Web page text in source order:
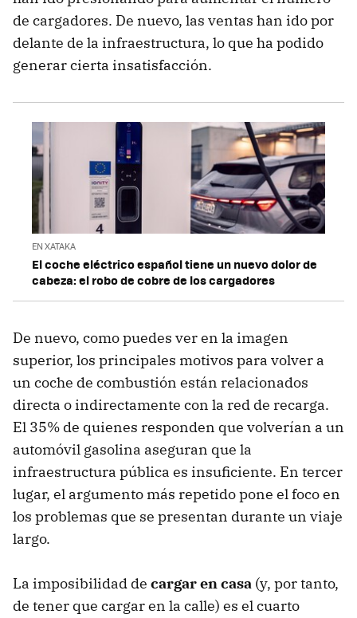
de cargadores. De nuevo, las ventas han ido por
delante de la infraestructura, lo que ha podido
generar cierta insatisfacción.
EN XATAKA
El coche eléctrico español tiene un nuevo dolor de
cabeza: el robo de cobre de los cargadores
De nuevo, como puedes ver en la imagen
superior, los principales motivos para volver a
un coche de combustión están relacionados
directa o indirectamente con la red de recarga.
El 35% de quienes responden que volverían a un
automóvil gasolina aseguran que la
infraestructura pública es insuficiente. En tercer
lugar, el argumento más repetido pone el foco en
los problemas que se presentan durante un viaje
largo.
La imposibilidad de cargar en casa (y, por tanto,
de tener que cargar en la calle) es el cuarto